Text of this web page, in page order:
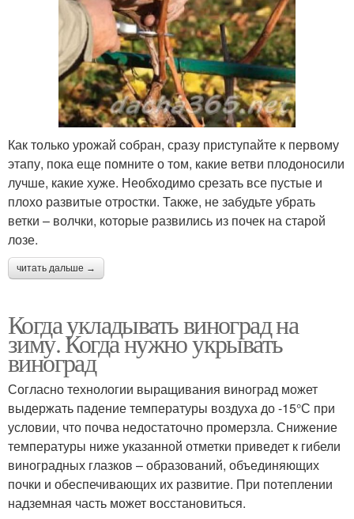
Как только урожай собран, сразу приступайте к первому
этапу, пока еще помните о том, какие ветви плодоносили
лучше, какие хуже. Необходимо срезать все пустые и
плохо развитые отростки. Также, не забудьте убрать
ветки – волчки, которые развились из почек на старой
лозе.
читать дальше →
Когда укладывать виноград на
зиму. Когда нужно укрывать
виноград
Согласно технологии выращивания виноград может
выдержать падение температуры воздуха до -15°С при
условии, что почва недостаточно промерзла. Снижение
температуры ниже указанной отметки приведет к гибели
виноградных глазков – образований, объединяющих
почки и обеспечивающих их развитие. При потеплении
надземная часть может восстановиться.